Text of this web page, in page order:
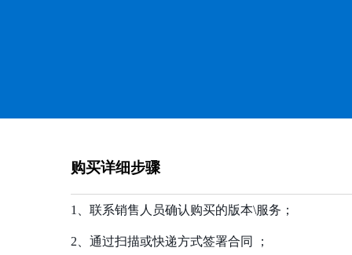
购买详细步骤
1、联系销售人员确认购买的版本\服务；
2、通过扫描或快递方式签署合同 ；